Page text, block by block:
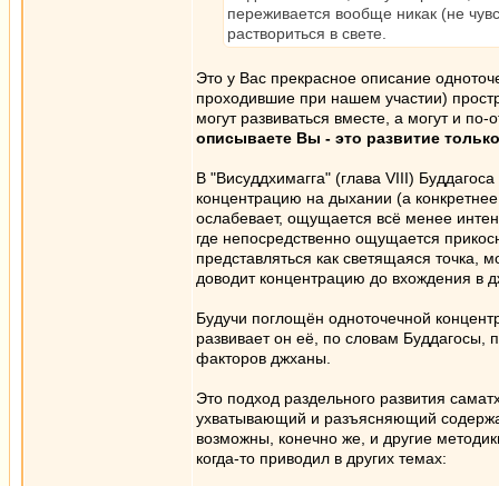
переживается вообще никак (не
раствориться в свете.
Это у Вас прекрасное описание
проходившие при нашем участии)
могут развиваться вместе, а могут и по-
описываете Вы - это развитие
В "Висуддхимагга" (глава VIII)
концентрацию на дыхании (а
ослабевает, ощущается всё менее
где непосредственно ощущается
представляться как светящаяся точка,
доводит концентрацию до вхождения в
Будучи поглощён одноточечной
развивает он её, по словам Буддагосы,
факторов джханы.
Это подход раздельного развития
ухватывающий и разъясняющий
возможны, конечно же, и другие
когда-то приводил в других темах: